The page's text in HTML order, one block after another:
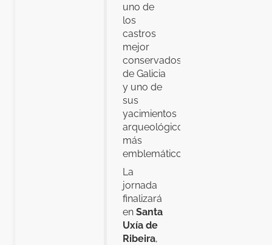
uno de
los
castros
mejor
conservados
de Galicia
y uno de
sus
yacimientos
arqueológicos
más
emblemáticos.
La
jornada
finalizará
enSanta
Uxía de
Ribeira,